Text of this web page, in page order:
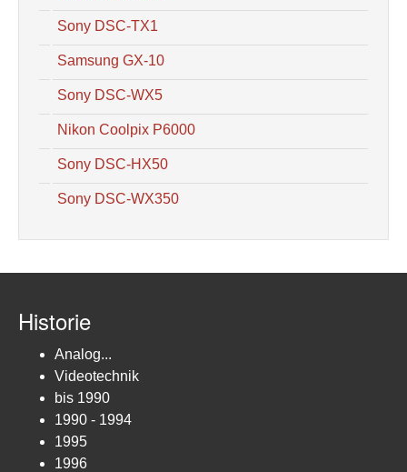
Sony DSC-TX1
Samsung GX-10
Sony DSC-WX5
Nikon Coolpix P6000
Sony DSC-HX50
Sony DSC-WX350
Historie
Analog...
Videotechnik
bis 1990
1990 - 1994
1995
1996